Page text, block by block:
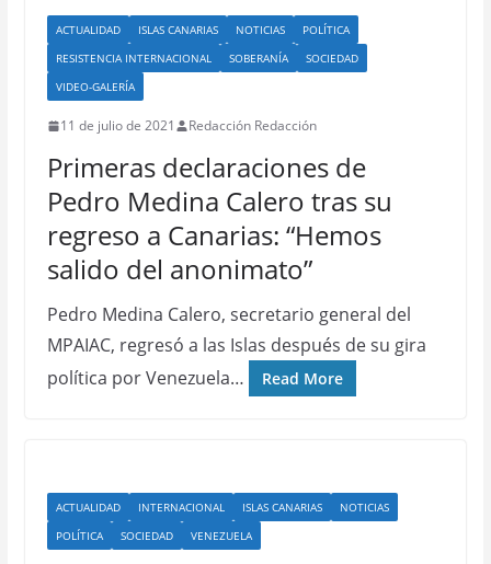
ACTUALIDAD ISLAS CANARIAS NOTICIAS
POLÍTICA
RESISTENCIA INTERNACIONAL
SOBERANÍA
SOCIEDAD
VIDEO-GALERÍA
11 de julio de 2021 Redacción Redacción
Primeras declaraciones de
Pedro Medina Calero tras su
regreso a Canarias: “Hemos
salido del anonimato”
Pedro Medina Calero, secretario general del
MPAIAC, regresó a las Islas después de su gira
política por Venezuela…
Read More
ACTUALIDAD INTERNACIONAL ISLAS CANARIAS
NOTICIAS
POLÍTICA
SOCIEDAD VENEZUELA